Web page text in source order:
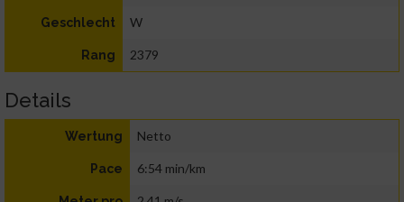
Geschlecht W
Rang 2379
Details
Wertung Netto
Pace 6:54 min/km